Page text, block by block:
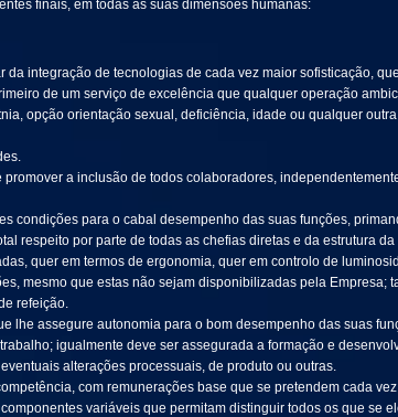
finais, em todas as suas dimensões humanas:
integração de tecnologias de cada vez maior sofisticação,
de um serviço de excelência que qualquer operação
opção orientação sexual, deficiência, idade ou qualquer
a inclusão de todos colaboradores,
condições para o cabal desempenho das suas funções,
respeito por parte de todas as chefias diretas e da estrutura da
quer em termos de ergonomia, quer em controlo de
mesmo que estas não sejam disponibilizadas pela Empresa;
refeição.
lhe assegure autonomia para o bom desempenho das suas
igualmente deve ser assegurada a formação e
alterações processuais, de produto ou outras.
com remunerações base que se pretendem cada
variáveis que permitam distinguir todos os que se